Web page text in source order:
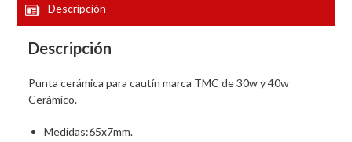
Descripción
Descripción
Punta cerámica para cautín marca TMC de 30w y 40w
Cerámico.
Medidas:65x7mm.